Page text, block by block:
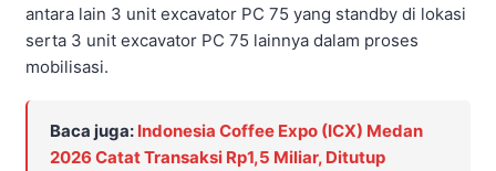
antara lain 3 unit excavator PC 75 yang standby di lokasi
serta 3 unit excavator PC 75 lainnya dalam proses
mobilisasi.
Baca juga: Indonesia Coffee Expo (ICX) Medan
2026 Catat Transaksi Rp1,5 Miliar, Ditutup